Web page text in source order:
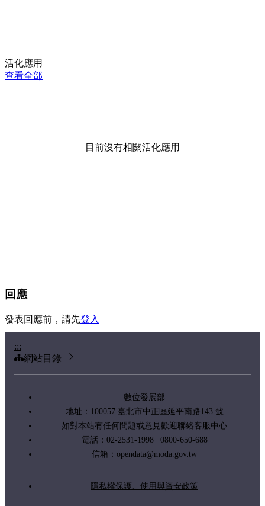
活化應用
查看全部
目前沒有相關活化應用
回應
發表回應前，請先登入
:::
網站目錄
數位發展部
地址：100057 臺北市中正區延平南路143 號
如對本站有任何問題或意見歡迎聯絡客服中心
電話：02-2531-1998 | 0800-650-688
信箱： opendata@moda.gov.tw
隱私權保護、使用與資安政策